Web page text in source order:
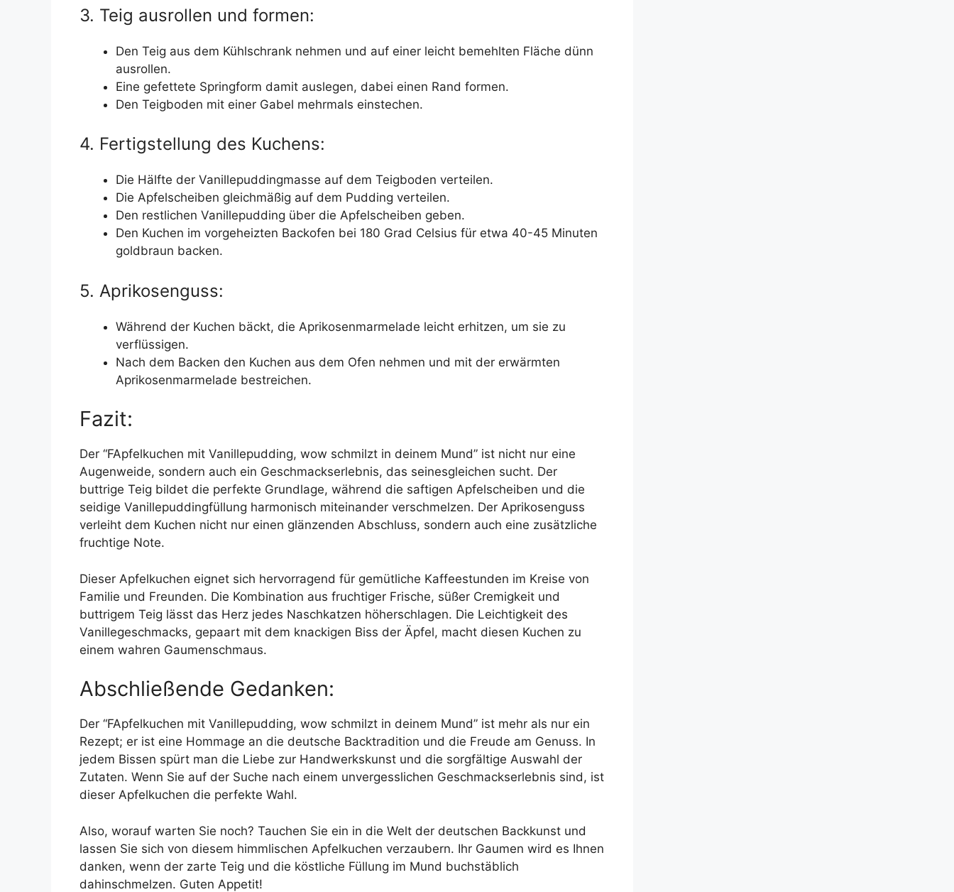
3. Teig ausrollen und formen:
Den Teig aus dem Kühlschrank nehmen und auf einer leicht bemehlten Fläche dünn
ausrollen.
Eine gefettete Springform damit auslegen, dabei einen Rand formen.
Den Teigboden mit einer Gabel mehrmals einstechen.
4. Fertigstellung des Kuchens:
Die Hälfte der Vanillepuddingmasse auf dem Teigboden verteilen.
Die Apfelscheiben gleichmäßig auf dem Pudding verteilen.
Den restlichen Vanillepudding über die Apfelscheiben geben.
Den Kuchen im vorgeheizten Backofen bei 180 Grad Celsius für etwa 40-45 Minuten
goldbraun backen.
5. Aprikosenguss:
Während der Kuchen bäckt, die Aprikosenmarmelade leicht erhitzen, um sie zu
verflüssigen.
Nach dem Backen den Kuchen aus dem Ofen nehmen und mit der erwärmten
Aprikosenmarmelade bestreichen.
Fazit:
Der “FApfelkuchen mit Vanillepudding, wow schmilzt in deinem Mund” ist nicht nur eine
Augenweide, sondern auch ein Geschmackserlebnis, das seinesgleichen sucht. Der
buttrige Teig bildet die perfekte Grundlage, während die saftigen Apfelscheiben und die
seidige Vanillepuddingfüllung harmonisch miteinander verschmelzen. Der Aprikosenguss
verleiht dem Kuchen nicht nur einen glänzenden Abschluss, sondern auch eine zusätzliche
fruchtige Note.
Dieser Apfelkuchen eignet sich hervorragend für gemütliche Kaffeestunden im Kreise von
Familie und Freunden. Die Kombination aus fruchtiger Frische, süßer Cremigkeit und
buttrigem Teig lässt das Herz jedes Naschkatzen höherschlagen. Die Leichtigkeit des
Vanillegeschmacks, gepaart mit dem knackigen Biss der Äpfel, macht diesen Kuchen zu
einem wahren Gaumenschmaus.
Abschließende Gedanken:
Der “FApfelkuchen mit Vanillepudding, wow schmilzt in deinem Mund” ist mehr als nur ein
Rezept; er ist eine Hommage an die deutsche Backtradition und die Freude am Genuss. In
jedem Bissen spürt man die Liebe zur Handwerkskunst und die sorgfältige Auswahl der
Zutaten. Wenn Sie auf der Suche nach einem unvergesslichen Geschmackserlebnis sind, ist
dieser Apfelkuchen die perfekte Wahl.
Also, worauf warten Sie noch? Tauchen Sie ein in die Welt der deutschen Backkunst und
lassen Sie sich von diesem himmlischen Apfelkuchen verzaubern. Ihr Gaumen wird es Ihnen
danken, wenn der zarte Teig und die köstliche Füllung im Mund buchstäblich
dahinschmelzen. Guten Appetit!